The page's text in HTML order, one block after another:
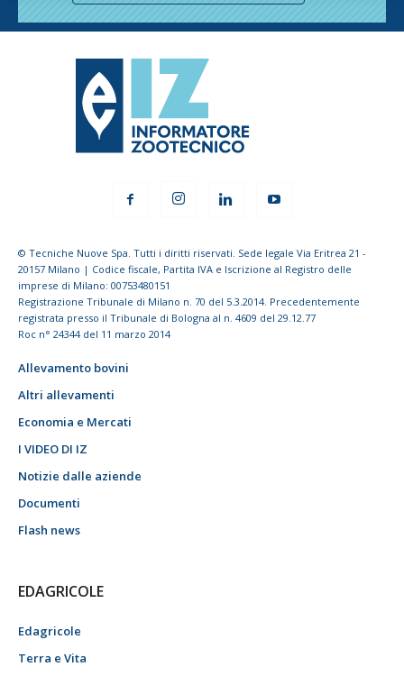
© Tecniche Nuove Spa. Tutti i diritti riservati. Sede legale Via Eritrea 21 -
20157 Milano | Codice fiscale, Partita IVA e Iscrizione al Registro delle
imprese di Milano: 00753480151
Registrazione Tribunale di Milano n. 70 del 5.3.2014. Precedentemente
registrata presso il Tribunale di Bologna al n. 4609 del 29.12.77
Roc n° 24344 del 11 marzo 2014
Allevamento bovini
Altri allevamenti
Economia e Mercati
I VIDEO DI IZ
Notizie dalle aziende
Documenti
Flash news
EDAGRICOLE
Edagricole
Terra e Vita